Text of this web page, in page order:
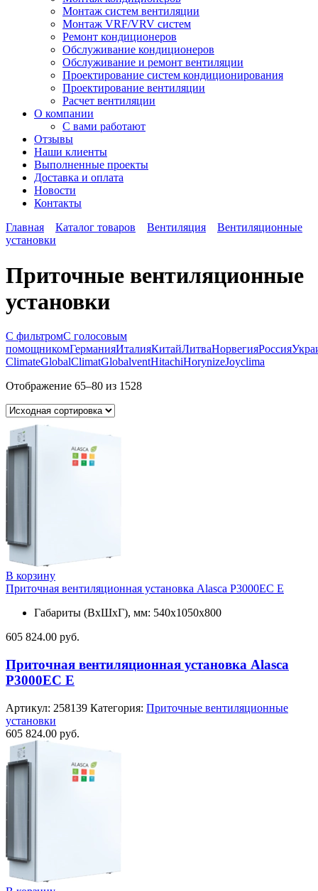
Монтаж систем вентиляции
Монтаж VRF/VRV систем
Ремонт кондиционеров
Обслуживание кондиционеров
Обслуживание и ремонт вентиляции
Проектирование систем кондиционирования
Проектирование вентиляции
Расчет вентиляции
О компании
С вами работают
Отзывы
Наши клиенты
Выполненные проекты
Доставка и оплата
Новости
Контакты
Главная
Каталог товаров Вентиляция
Вентиляционные
установки
Приточные вентиляционные
установки
С фильтромС голосовым
помощникомГерманияИталияКитайЛитваНорвегияРоссия
ClimateGlobalClimatGlobalventHitachiHorynizeJoyclima
Отображение 65–80 из 1528
В корзину
Приточная вентиляционная установка Alasca P3000EC E
Габариты (ВхШхГ), мм: 540x1050x800
605 824.00 руб.
Приточная вентиляционная установка Alasca
P3000EC E
Артикул: 258139 Категория: Приточные вентиляционные
установки
605 824.00 руб.